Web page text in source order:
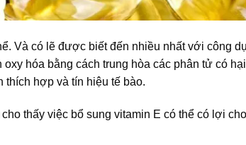
Và có lẽ được biết đến nhiều nhất với công
hóa bằng cách trung hòa các phân tử có
thích hợp và tín hiệu tế bào.
thấy việc bổ sung vitamin E có thể có lợi cho